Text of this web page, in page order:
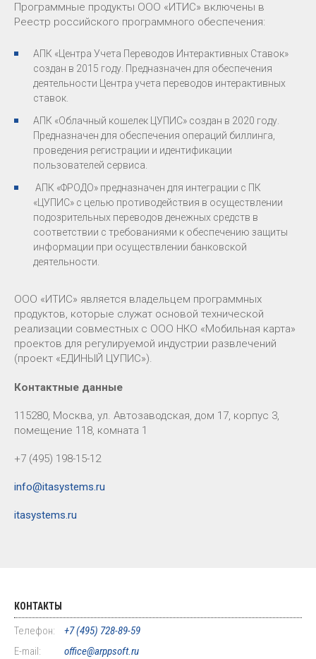
Программные продукты ООО «ИТИС» включены в
Реестр российского программного обеспечения:
АПК «Центра Учета Переводов Интерактивных Ставок»
создан в 2015 году. Предназначен для обеспечения
деятельности Центра учета переводов интерактивных
ставок.
АПК «Облачный кошелек ЦУПИС» создан в 2020 году.
Предназначен для обеспечения операций биллинга,
проведения регистрации и идентификации
пользователей сервиса.
АПК «ФРОДО» предназначен для интеграции с ПК
«ЦУПИС» с целью противодействия в осуществлении
подозрительных переводов денежных средств в
соответствии с требованиями к обеспечению защиты
информации при осуществлении банковской
деятельности.
ООО «ИТИС» является владельцем программных
продуктов, которые служат основой технической
реализации совместных с ООО НКО «Мобильная карта»
проектов для регулируемой индустрии развлечений
(проект «ЕДИНЫЙ ЦУПИС»).
Контактные данные
115280, Москва, ул. Автозаводская, дом 17, корпус 3,
помещение 118, комната 1
+7 (495) 198-15-12
info@itasystems.ru
itasystems.ru
КОНТАКТЫ
Телефон:
+7 (495) 728-89-59
E-mail:
office@arppsoft.ru